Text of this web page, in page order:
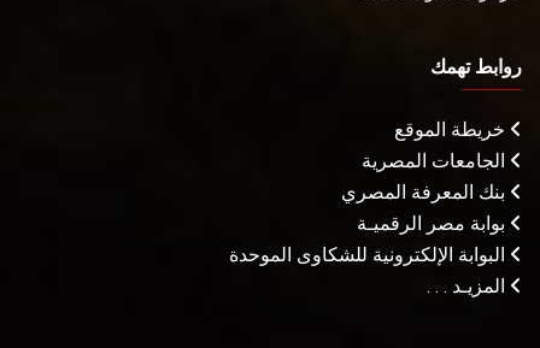
روابط تهمك
خريطة الموقع
الجامعات المصرية
بنك المعرفة المصري
بوابة مصر الرقميـة
البوابة الإلكترونية للشكاوى الموحدة
المزيـد . . .